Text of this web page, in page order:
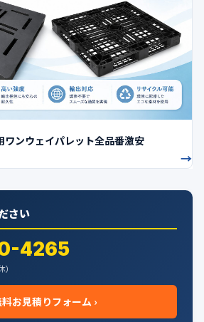
ンウェイパレット全品番激安
→
さい
4265
お見積りフォーム ›